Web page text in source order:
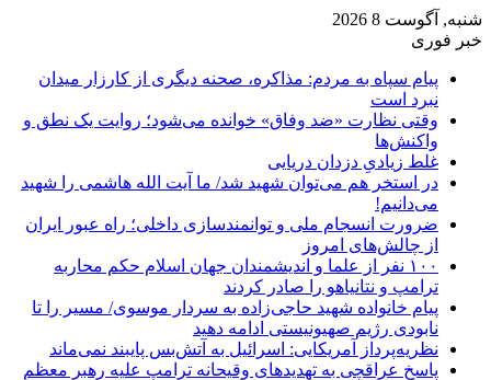
شنبه, آگوست 8 2026
خبر فوری
پیام سپاه به مردم: مذاکره، صحنه دیگری از کارزار میدان
نبرد است
وقتی نظارت «ضد وفاق» خوانده می‌شود؛ روایت یک نطق و
واکنش‌ها
غلط زیادیِ دزدان دریایی
در استخر هم می‌توان شهید شد/ ما آیت الله هاشمی را شهید
می‌دانیم!
ضرورت انسجام ملی و توانمندسازی داخلی؛ راه عبور ایران
از چالش‌های امروز
۱۰۰ نفر از علما و اندیشمندان جهان اسلام حکم محاربه
ترامپ و نتانیاهو را صادر کردند
پیام خانواده شهید حاجی‌زاده به سردار موسوی/ مسیر را تا
نابودی رژیم صهیونیستی ادامه دهید
نظریه‌پرداز آمریکایی: اسرائیل به آتش‌بس پایبند نمی‌ماند
پاسخ عراقچی به تهدیدهای وقیحانه ترامپ علیه رهبر معظم